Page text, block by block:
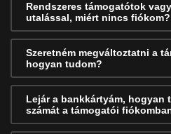
Rendszeres támogatótok
utalással, miért nincs fiókom?
Szeretném megváltoztatni a
hogyan tudom?
Lejár a bankkártyám, hogyan
számát a támogatói